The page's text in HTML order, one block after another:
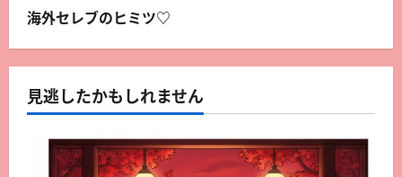
海外セレブのヒミツ♡
見逃したかもしれません